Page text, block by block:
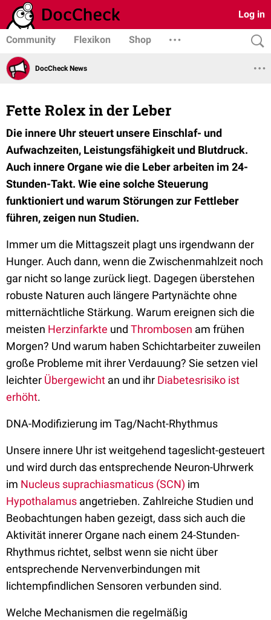
Log in
Community Flexikon Shop
DocCheck News
Fette Rolex in der Leber
Die innere Uhr steuert unsere Einschlaf- und
Aufwachzeiten, Leistungsfähigkeit und Blutdruck.
Auch innere Organe wie die Leber arbeiten im 24-
Stunden-Takt. Wie eine solche Steuerung
funktioniert und warum Störungen zur Fettleber
führen, zeigen nun Studien.
Immer um die Mittagszeit plagt uns irgendwann der
Hunger. Auch dann, wenn die Zwischenmahlzeit noch
gar nicht so lange zurück liegt. Dagegen überstehen
robuste Naturen auch längere Partynächte ohne
mitternächtliche Stärkung. Warum ereignen sich die
meisten Herzinfarkte und Thrombosen am frühen
Morgen? Und warum haben Schichtarbeiter zuweilen
große Probleme mit ihrer Verdauung? Sie setzen viel
leichter Übergewicht an und ihr Diabetesrisiko ist
erhöht.
DNA-Modifizierung im Tag/Nacht-Rhythmus
Unsere innere Uhr ist weitgehend tageslicht-gesteuert
und wird durch das entsprechende Neuron-Uhrwerk
im Nucleus suprachiasmaticus (SCN) im
Hypothalamus angetrieben. Zahlreiche Studien und
Beobachtungen haben gezeigt, dass sich auch die
Aktivität innerer Organe nach einem 24-Stunden-
Rhythmus richtet, selbst wenn sie nicht über
entsprechende Nervenverbindungen mit
lichtempfindlichen Sensoren verbunden sind.
Welche Mechanismen die regelmäßig